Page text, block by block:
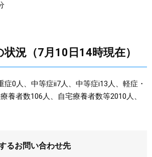
況（7月10日14時現在）
症0人、中等症ii7人、中等症i13人、軽症・
養者数106人、自宅療養者数等2010人、
るお問い合わせ先